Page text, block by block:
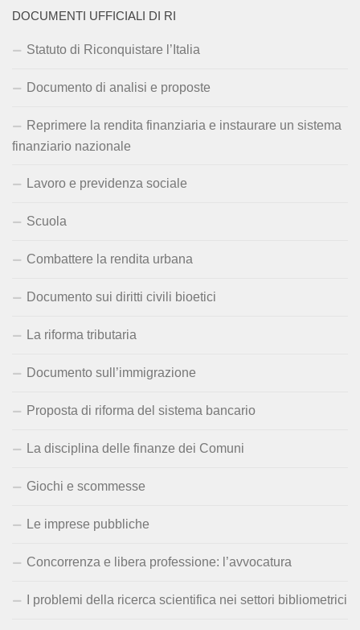
DOCUMENTI UFFICIALI DI RI
Statuto di Riconquistare l’Italia
Documento di analisi e proposte
Reprimere la rendita finanziaria e instaurare un sistema
finanziario nazionale
Lavoro e previdenza sociale
Scuola
Combattere la rendita urbana
Documento sui diritti civili bioetici
La riforma tributaria
Documento sull’immigrazione
Proposta di riforma del sistema bancario
La disciplina delle finanze dei Comuni
Giochi e scommesse
Le imprese pubbliche
Concorrenza e libera professione: l’avvocatura
I problemi della ricerca scientifica nei settori bibliometrici